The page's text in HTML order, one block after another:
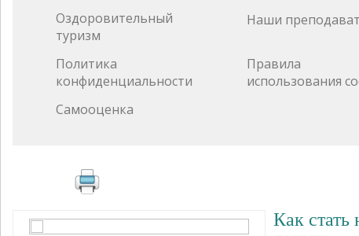
Оздоровительный
туризм
Наши
Политика
конфиденциальности
Правила
использования
Самооценка
Как стать